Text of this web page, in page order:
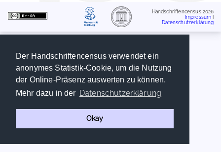
Der Handschriftencensus verwendet ein
anonymes Statistik-Cookie, um die Nutzung
der Online-Präsenz auswerten zu können.
Mehr dazu in der Datenschutzerklärung
Okay
Handschriftencensus 2026
Impressum
Datenschutzerklärung